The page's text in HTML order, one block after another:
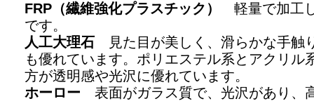
FRP（繊維強化プラスチック）
軽量で加工
です。
人工大理石 見た目が美しく、滑らかな手触
も優れています。ポリエステル系とアクリル
方が透明感や光沢に優れています。
ホーロー 表面がガラス質で、光沢があり、